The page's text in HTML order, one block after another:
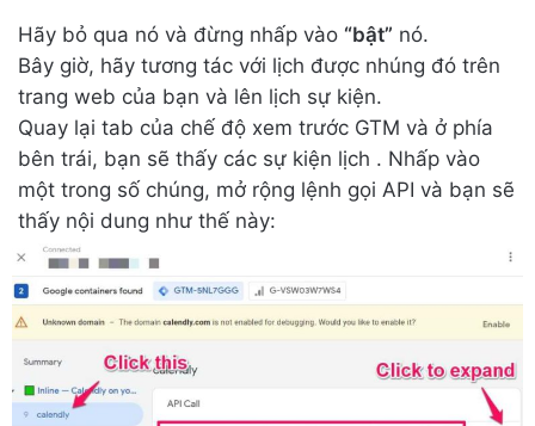
Hãy bỏ qua nó và đừng nhấp vào “bật” nó.
Bây giờ, hãy tương tác với lịch được nhúng đó trên
trang web của bạn và lên lịch sự kiện.
Quay lại tab của chế độ xem trước GTM và ở phía
bên trái, bạn sẽ thấy các sự kiện lịch . Nhấp vào
một trong số chúng, mở rộng lệnh gọi API và bạn sẽ
thấy nội dung như thế này: